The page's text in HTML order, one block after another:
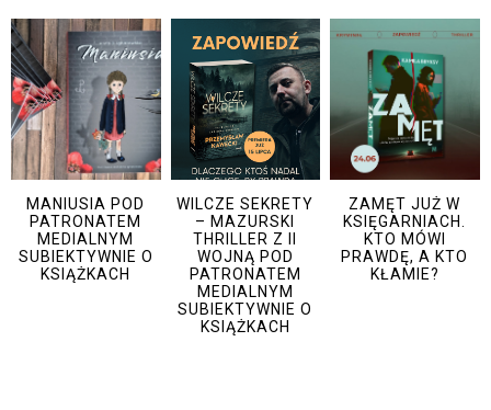
MANIUSIA POD
PATRONATEM
MEDIALNYM
SUBIEKTYWNIE O
KSIĄŻKACH
WILCZE SEKRETY
– MAZURSKI
THRILLER Z II
WOJNĄ POD
PATRONATEM
MEDIALNYM
SUBIEKTYWNIE O
KSIĄŻKACH
ZAMĘT JUŻ W
KSIĘGARNIACH.
KTO MÓWI
PRAWDĘ, A KTO
KŁAMIE?